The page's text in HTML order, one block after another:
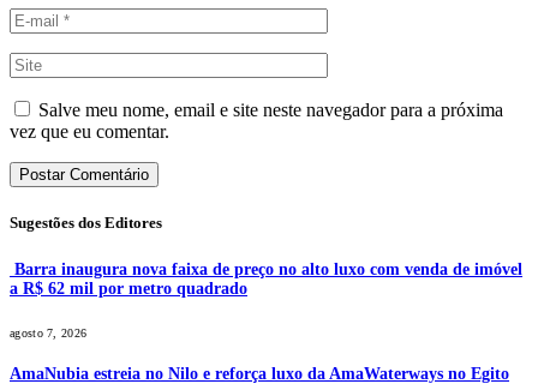
Salve meu nome, email e site neste navegador para a próxima
vez que eu comentar.
Sugestões dos Editores
Barra inaugura nova faixa de preço no alto luxo com venda de imóvel
a R$ 62 mil por metro quadrado
agosto 7, 2026
AmaNubia estreia no Nilo e reforça luxo da AmaWaterways no Egito